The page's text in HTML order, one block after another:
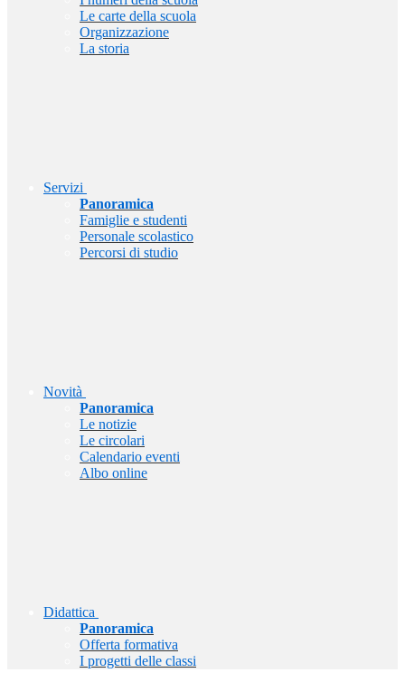
Le carte della scuola
Organizzazione
La storia
Servizi
Panoramica
Famiglie e studenti
Personale scolastico
Percorsi di studio
Novità
Panoramica
Le notizie
Le circolari
Calendario eventi
Albo online
Didattica
Panoramica
Offerta formativa
I progetti delle classi